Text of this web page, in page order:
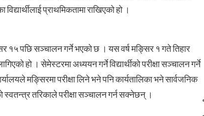
प्राथमिकतामा राखिएको हो ।
१५ पछि सञ्चालन गर्ने भएको छ । यस वर्ष मङ्सिर १ गते तिहार
हो । सेमेस्टरमा अध्ययन गर्ने विद्यार्थीको परीक्षा सञ्चालन गर्ने
मङ्सिरमा परीक्षा लिने भने पनि कार्यतालिका भने सार्वजनिक
स्वतन्त्र तरिकाले परीक्षा सञ्चालन गर्न सक्नेछन् ।